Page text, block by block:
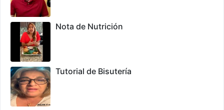
Nota de Nutrición
Tutorial de Bisutería